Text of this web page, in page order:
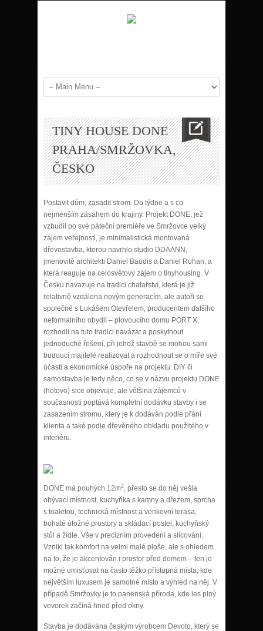
TINY HOUSE DONE
PRAHA/SMRŽOVKA,
ČESKO
Postavit dům, zasadit strom. Do týdne a s co
nejmenším zásahem do krajiny. Projekt DONE, jež
vzbudil po své páteční premiéře ve Smržovce velký
zájem veřejnosti, je minimalistická montovaná
dřevostavba, kterou navrhlo studio DDAANN,
jmenovitě architekti Daniel Baudis a Daniel Rohan, a
která reaguje na celosvětový zájem o tinyhousing. V
Česku navazuje na tradici chatařství, která je již
relativně vzdálena novým generacím, ale autoři se
společně s Lukášem Otevřelem, producentem dalšího
neformalního obydlí – plovoucího domu PORT X,
rozhodli na tuto tradici navázat a poskytnout
jednoduché řešení, při jehož stavbě se mohou sami
budoucí majitelé realizovat a rozhodnout se o míře své
účasti a ekonomické úspoře na projektu. DIY či
samostavba je tedy něco, co se v názvu projektu DONE
(hotovo) sice objevuje, ale většina zájemců v
současnosti poptává kompletní dodávku stavby i se
zasazením stromu, který je k dodáván podle přání
klienta a také podle dřevěného obkladu použitého v
interiéru.
DONE má pouhých 12m2, přesto se do něj vešla
obývací místnost, kuchyňka s kamny a dřezem, sprcha
s toaletou, technická místnost a venkovní terasa,
bohaté úložné prostory a skládací postel, kuchyňský
stůl a židle. Vše v precizním provedení a slícování.
Vznikl tak komfort na velmi malé ploše, ale s ohledem
na to, že je akcentován i prostor před domem – ten je
možné umisťovat na často těžko přístupná místa, kde
největším luxusem je samotné místo a výhled na něj. V
případě Smržovky je to panenská příroda, kde les plný
veverek začíná hned před okny.
Stavba je dodávána českým výrobcem Devoto, který se